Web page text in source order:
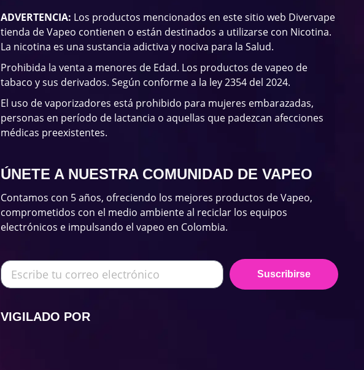
ADVERTENCIA: Los productos mencionados en este sitio web Divervape
tienda de Vapeo contienen o están destinados a utilizarse con Nicotina.
La nicotina es una sustancia adictiva y nociva para la Salud.
Prohibida la venta a menores de Edad. Los productos de vapeo de
tabaco y sus derivados. Según conforme a la ley 2354 del 2024.
El uso de vaporizadores está prohibido para mujeres embarazadas,
personas en período de lactancia o aquellas que padezcan afecciones
médicas preexistentes.
ÚNETE A NUESTRA COMUNIDAD DE VAPEO
Contamos con 5 años, ofreciendo los mejores productos de Vapeo,
comprometidos con el medio ambiente al reciclar los equipos
electrónicos e impulsando el vapeo en Colombia.
Suscribirse
VIGILADO POR